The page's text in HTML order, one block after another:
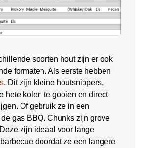
soorten hout zijn er ook
formaten. Als eerste hebben
. Dit zijn kleine houtsnippers,
hete kolen te gooien en direct
Of gebruik ze in een
gas BBQ. Chunks zijn grove
zijn ideaal voor lange
doordat ze een langere